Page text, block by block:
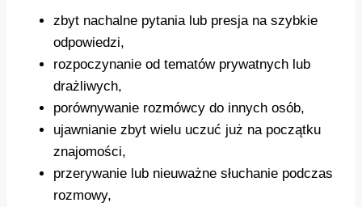
zbyt nachalne pytania lub presja na szybkie
odpowiedzi,
rozpoczynanie od tematów prywatnych lub
drażliwych,
porównywanie rozmówcy do innych osób,
ujawnianie zbyt wielu uczuć już na początku
znajomości,
przerywanie lub nieuważne słuchanie podczas
rozmowy,